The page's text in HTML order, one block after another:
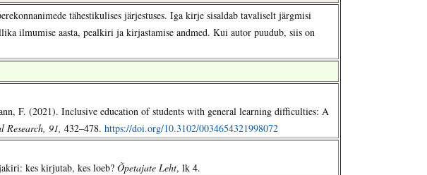
tähestikulises järjestuses. Iga kirje sisaldab tavaliselt järgmisi
ilmumise aasta, pealkiri ja kirjastamise andmed. Kui autor puudub, siis on
F. (2021). Inclusive education of students with general learning difficulties: A
Research, 91, 432–478. https://doi.org/10.3102/0034654321998072
kes kirjutab, kes loeb? Õpetajate Leht, lk 4.